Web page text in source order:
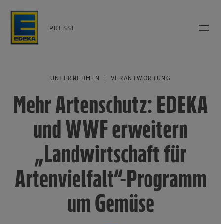
PRESSE
UNTERNEHMEN | VERANTWORTUNG
Mehr Artenschutz: EDEKA
und WWF erweitern
„Landwirtschaft für
Artenvielfalt“-Programm
um Gemüse